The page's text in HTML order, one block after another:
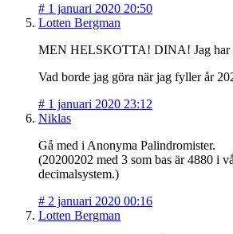
# 1 januari 2020 20:50
Lotten Bergman
MEN HELSKOTTA! DINA! Jag har
Vad borde jag göra när jag fyller år
# 1 januari 2020 23:12
Niklas
Gå med i Anonyma Palindromister.
(20200202 med 3 som bas är 4880 i
decimalsystem.)
# 2 januari 2020 00:16
Lotten Bergman